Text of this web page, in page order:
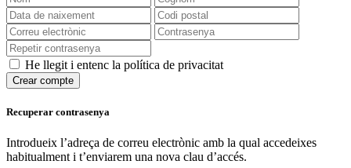
He llegit i entenc la política de privacitat
Crear compte
Recuperar contrasenya
Introdueix l’adreça de correu electrònic amb la qual accedeixes
habitualment i t’enviarem una nova clau d’accés.